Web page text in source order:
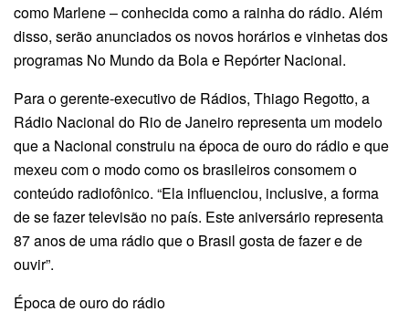
como Marlene – conhecida como a rainha do rádio. Além
disso, serão anunciados os novos horários e vinhetas dos
programas No Mundo da Bola e Repórter Nacional.
Para o gerente-executivo de Rádios, Thiago Regotto, a
Rádio Nacional do Rio de Janeiro representa um modelo
que a Nacional construiu na época de ouro do rádio e que
mexeu com o modo como os brasileiros consomem o
conteúdo radiofônico. “Ela influenciou, inclusive, a forma
de se fazer televisão no país. Este aniversário representa
87 anos de uma rádio que o Brasil gosta de fazer e de
ouvir”.
Época de ouro do rádio